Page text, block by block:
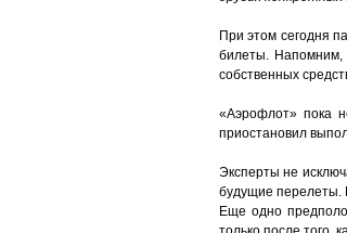
При этом сегодня
билеты. Напомним,
собственных
«Аэрофлот» пока
приостановил
Эксперты не
будущие перелеты.
Еще одно